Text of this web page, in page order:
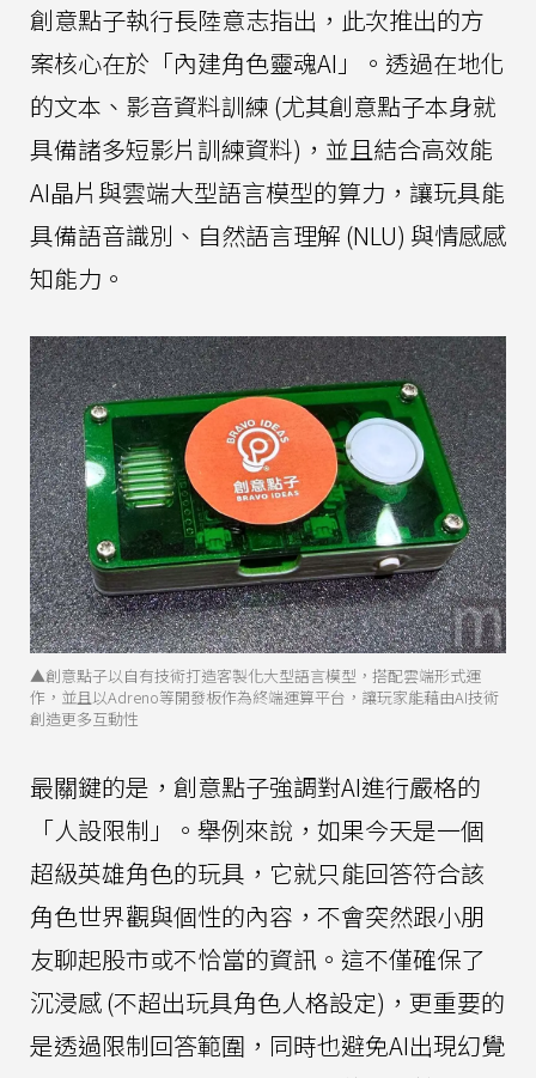
創意點子執行長陸意志指出，此次推出的方
案核心在於「內建角色靈魂AI」。透過在地化
的文本、影音資料訓練 (尤其創意點子本身就
具備諸多短影片訓練資料)，並且結合高效能
AI晶片與雲端大型語言模型的算力，讓玩具能
具備語音識別、自然語言理解 (NLU) 與情感感
知能力。
▲創意點子以自有技術打造客製化大型語言模型，搭配雲端形式運
作，並且以Adreno等開發板作為終端運算平台，讓玩家能藉由AI技術
創造更多互動性
最關鍵的是，創意點子強調對AI進行嚴格的
「人設限制」。舉例來說，如果今天是一個
超級英雄角色的玩具，它就只能回答符合該
角色世界觀與個性的內容，不會突然跟小朋
友聊起股市或不恰當的資訊。這不僅確保了
沉浸感 (不超出玩具角色人格設定)，更重要的
是透過限制回答範圍，同時也避免AI出現幻覺